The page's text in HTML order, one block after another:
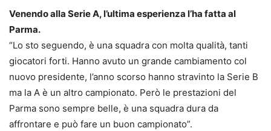
Venendo alla Serie A, l’ultima esperienza l’ha fatta al
Parma.
“Lo sto seguendo, è una squadra con molta qualità, tanti
giocatori forti. Hanno avuto un grande cambiamento col
nuovo presidente, l’anno scorso hanno stravinto la Serie B
ma la A è un altro campionato. Però le prestazioni del
Parma sono sempre belle, è una squadra dura da
affrontare e può fare un buon campionato”.